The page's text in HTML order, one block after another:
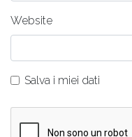
Website
Salva i miei dati